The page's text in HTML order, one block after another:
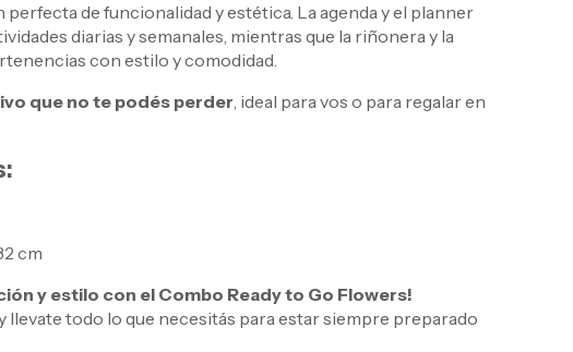
de funcionalidad y estética. La agenda y el planner
diarias y semanales, mientras que la riñonera y la
con estilo y comodidad.
que no te podés perder, ideal para vos o para regalar en
cm
y estilo con el Combo Ready to Go Flowers!
todo lo que necesitás para estar siempre preparado